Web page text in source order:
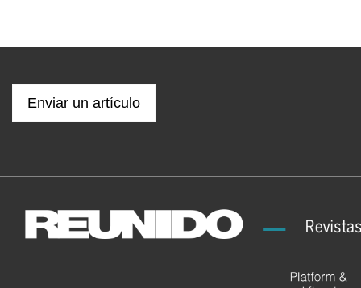
Enviar un artículo